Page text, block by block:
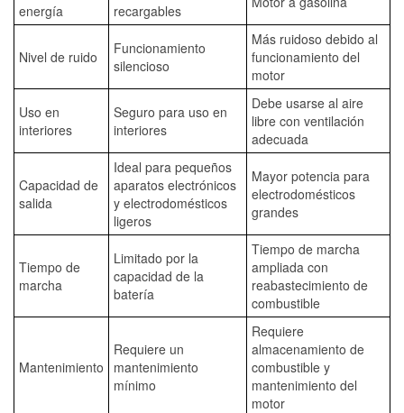
energía
recargables
Nivel de ruido
Funcionamiento
silencioso
Más ruidoso debido al
funcionamiento del
motor
Uso en
interiores
Seguro para uso en
interiores
Debe usarse al aire
libre con ventilación
adecuada
Capacidad de
salida
Ideal para pequeños
aparatos electrónicos
y electrodomésticos
ligeros
Mayor potencia para
electrodomésticos
grandes
Tiempo de
marcha
Limitado por la
capacidad de la
batería
Tiempo de marcha
ampliada con
reabastecimiento de
combustible
Mantenimiento
Requiere un
mantenimiento
mínimo
Requiere
almacenamiento de
combustible y
mantenimiento del
motor